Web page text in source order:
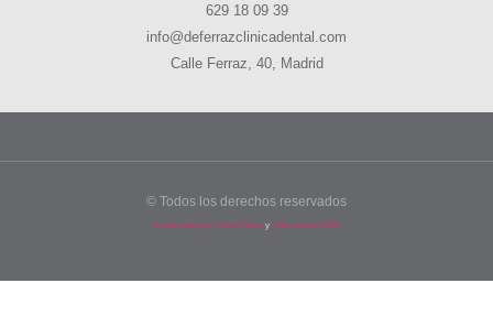
629 18 09 39
info@deferrazclinicadental.com
Calle Ferraz, 40, Madrid
© Todos los derechos reservados
Diseño web por Carlos Pérezy Optimización SEO